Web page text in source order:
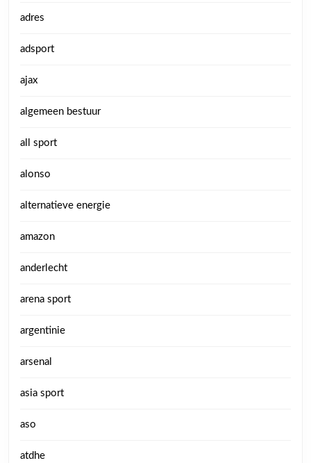
adres
adsport
ajax
algemeen bestuur
all sport
alonso
alternatieve energie
amazon
anderlecht
arena sport
argentinie
arsenal
asia sport
aso
atdhe